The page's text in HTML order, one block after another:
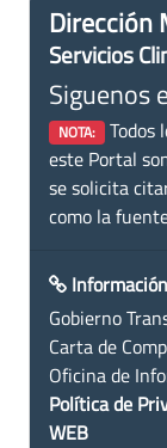
Dirección
Servicios
Siguenos
NOTA: Todos
este Portal
se solicita
como la
Gobierno
Carta de
Oficina de
Política de
WEB